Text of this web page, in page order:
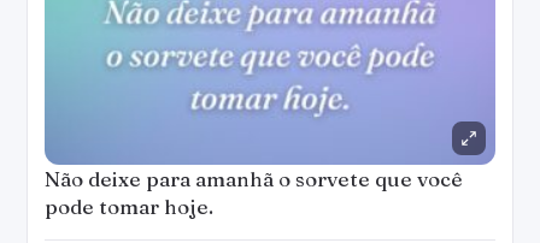
Tudo o que você precisa é de um sorvete.
Copiar WhatsApp
Os melhores momentos combinam com um
bom sorvetinho.